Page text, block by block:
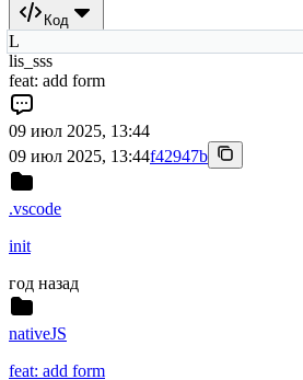
Код
L
lis_sss
feat: add form
09 июл 2025, 13:44
09 июл 2025, 13:44f42947b
.vscode
init
год назад
nativeJS
feat: add form